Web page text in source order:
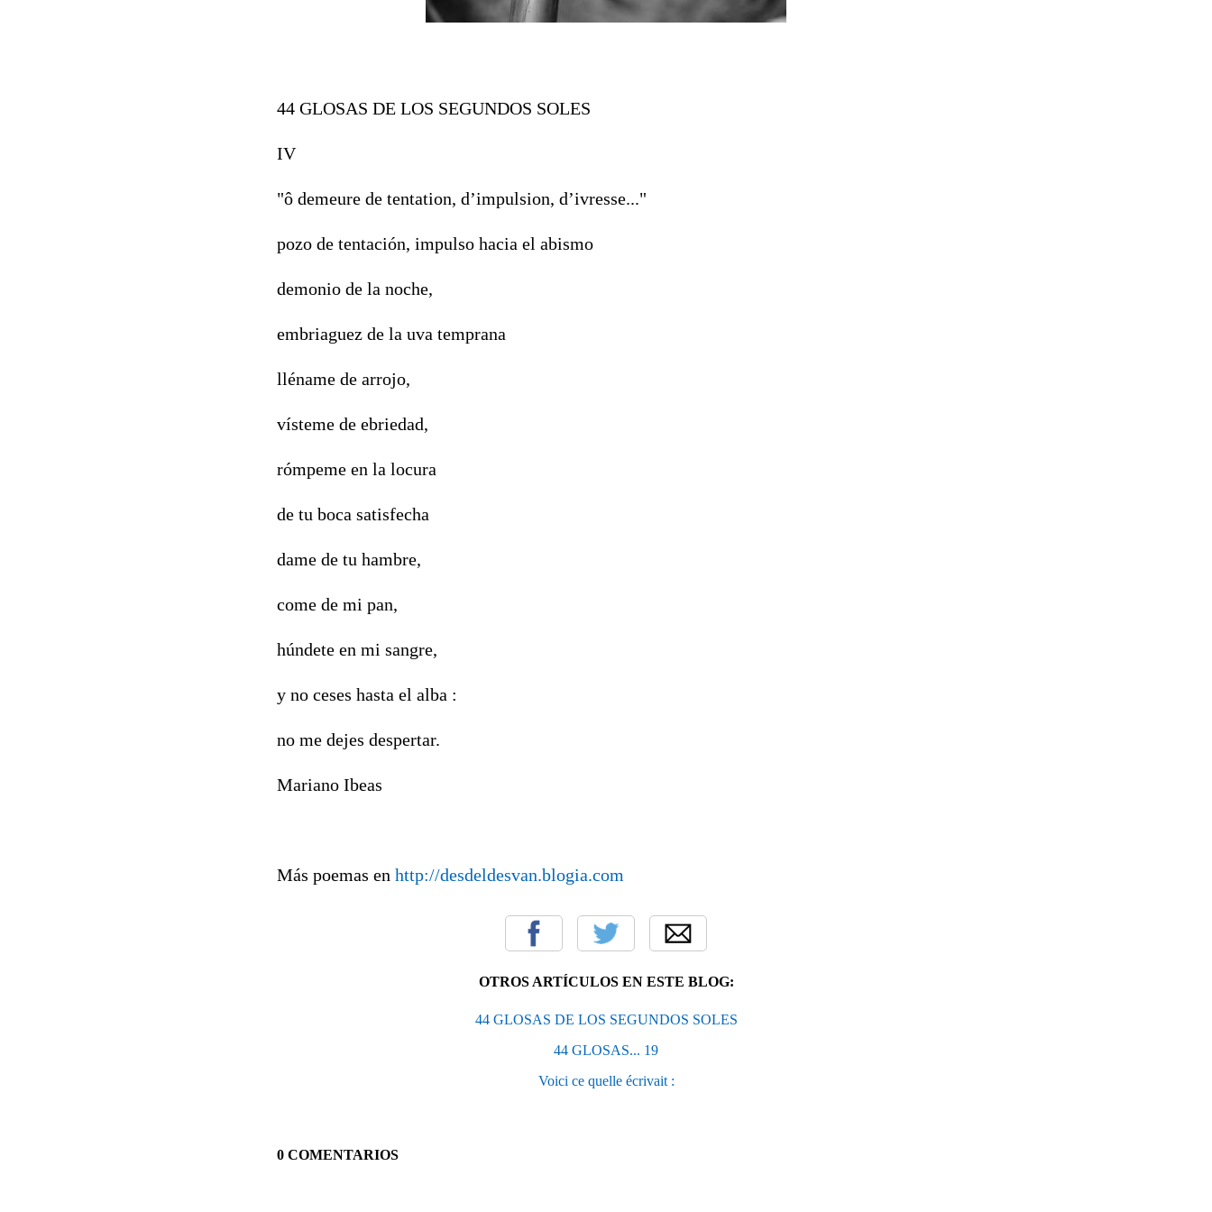
44 GLOSAS DE LOS SEGUNDOS SOLES
IV
"ô demeure de tentation, d’impulsion, d’ivresse..."
pozo de tentación, impulso hacia el abismo
demonio de la noche,
embriaguez de la uva temprana
lléname de arrojo,
vísteme de ebriedad,
rómpeme en la locura
de tu boca satisfecha
dame de tu hambre,
come de mi pan,
húndete en mi sangre,
y no ceses hasta el alba :
no me dejes despertar.
Mariano Ibeas
Más poemas en http://desdeldesvan.blogia.com
OTROS ARTÍCULOS EN ESTE BLOG:
44 GLOSAS DE LOS SEGUNDOS SOLES
44 GLOSAS... 19
Voici ce quelle écrivait :
0 COMENTARIOS